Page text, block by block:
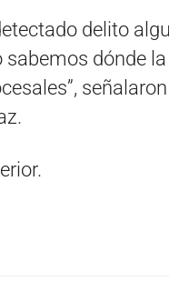
delito
sabemos dónde